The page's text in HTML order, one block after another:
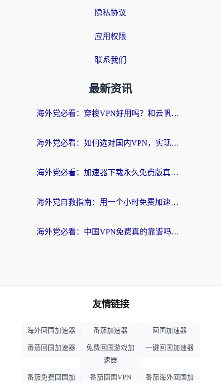
隐私协议
应用权限
联系我们
最新资讯
海外党必看：穿梭VPN好用吗？和云帆VPN对比哪个回国效果更好？附真实测评+避坑指南
海外党必看：如何选对国内VPN，实现无缝访问国内资源？
海外党必看：加速器下载永久免费版真的存在吗？教你无缝访问国内资源的正确姿势
海外党自救指南：用一个小时免费加速器，轻松打破国内资源访问壁垒？
海外党必看：中国VPN免费真的靠谱吗？手把手教你选对回国加速器
友情链接
海外回国加速器 番茄加速器 回国加速器
番茄回国加速器
免费回国游戏加
速器
一键回国加速器
番茄免费回国加 番茄回国VPN 番茄海外回国加